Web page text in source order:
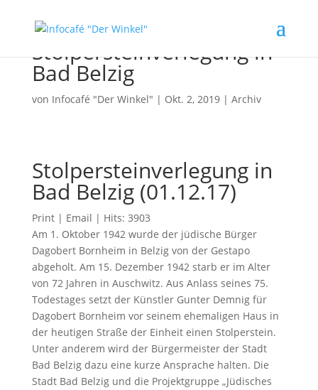
Stolpersteinverlegung in
Bad Belzig
von Infocafé "Der Winkel" | Okt. 2, 2019| Archiv
Stolpersteinverlegung in
Bad Belzig (01.12.17)
Print | Email | Hits: 3903
Am 1. Oktober 1942 wurde der jüdische Bürger
Dagobert Bornheim in Belzig von der Gestapo
abgeholt. Am 15. Dezember 1942 starb er im Alter
von 72 Jahren in Auschwitz. Aus Anlass seines 75.
Todestages setzt der Künstler Gunter Demnig für
Dagobert Bornheim vor seinem ehemaligen Haus in
der heutigen Straße der Einheit einen Stolperstein.
Unter anderem wird der Bürgermeister der Stadt
Bad Belzig dazu eine kurze Ansprache halten. Die
Stadt Bad Belzig und die Projektgruppe „Jüdisches